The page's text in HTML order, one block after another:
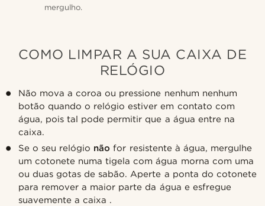
mergulho.
COMO LIMPAR A SUA CAIXA DE
RELÓGIO
Não mova a coroa ou pressione nenhum nenhum
botão quando o relógio estiver em contato com
água, pois tal pode permitir que a água entre na
caixa.
Se o seu relógio não for resistente à água, mergulhe
um cotonete numa tigela com água morna com uma
ou duas gotas de sabão. Aperte a ponta do cotonete
para remover a maior parte da água e esfregue
suavemente a caixa .